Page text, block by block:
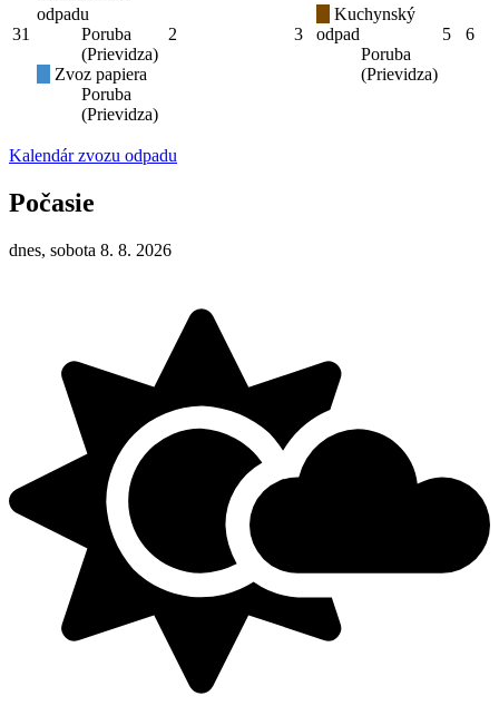
31
odpadu
Poruba
(Prievidza)
Zvoz papiera
Poruba
(Prievidza)
2 3
Kuchynský
odpad
Poruba
(Prievidza)
5 6
Kalendár zvozu odpadu
Počasie
dnes, sobota 8. 8. 2026